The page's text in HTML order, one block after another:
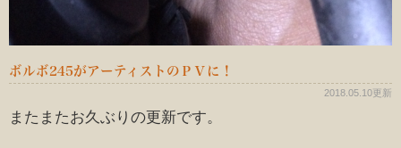
ボルボ245がアーティストのＰＶに！
2018.05.10更新
またまたお久ぶりの更新です。